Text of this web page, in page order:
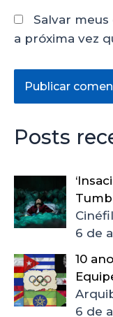
Salvar
a próxima vez
Posts
6 de
10
6 de